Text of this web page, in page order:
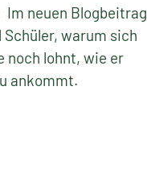
Im neuen Blogbeitrag
warum sich
noch lohnt, wie er
ankommt.